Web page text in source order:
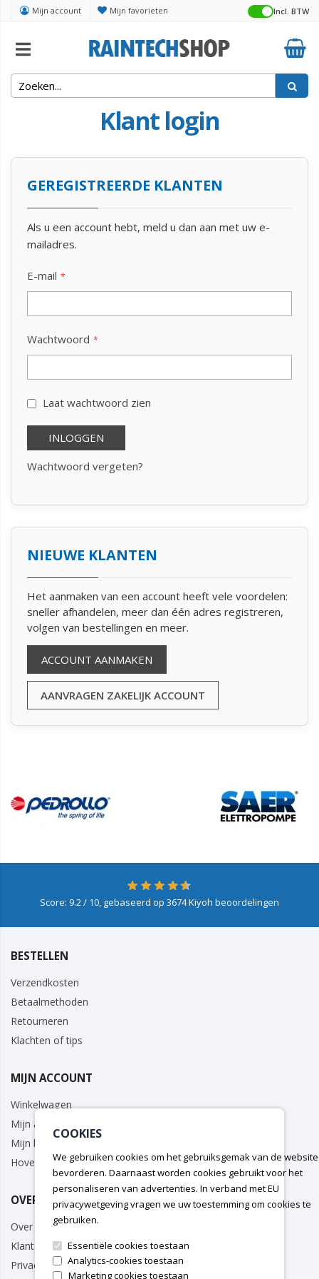
Mijn account Mijn favorieten Incl. BTW
Klant login
GEREGISTREERDE KLANTEN
Als u een account hebt, meld u dan aan met uw e-
mailadres.
E-mail
Wachtwoord
Laat wachtwoord zien
INLOGGEN
Wachtwoord vergeten?
NIEUWE KLANTEN
Het aanmaken van een account heeft vele voordelen:
sneller afhandelen, meer dan één adres registreren,
volgen van bestellingen en meer.
ACCOUNT AANMAKEN
AANVRAGEN ZAKELIJK ACCOUNT
Score: 9.2/ 10, gebaseerd op 3674Kiyoh beoordelingen
BESTELLEN
Verzendkosten
Betaalmethoden
Retourneren
Klachten of tips
MIJN ACCOUNT
Winkelwagen
Mijn account
Mijn bestellingen
Hovenier/Zakelijk
OVER ONS
Over ons
Klantenservice
Privacy Policy
COOKIES
We gebruiken cookies om het gebruiksgemak van de
bevorderen. Daarnaast worden cookies gebruikt voor het
personaliseren van advertenties. In verband met EU
privacywetgeving vragen we uw toestemming om cookies te
gebruiken.
Essentiële cookies toestaan
Marketing cookies toestaan
Analytics-cookies toestaan